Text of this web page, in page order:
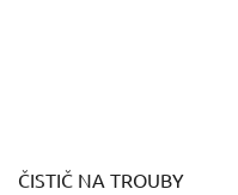
ČISTIČ NA TROUBY